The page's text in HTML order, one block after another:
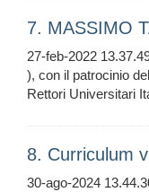
7. MASSIMO
27-feb-2022
), con il patrocinio
Rettori Universitari
8. Curriculum
30-ago-2024